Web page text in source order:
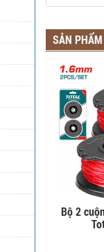
SẢN
Bộ 2